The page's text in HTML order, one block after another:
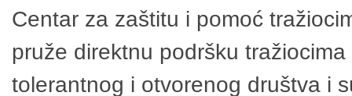
Centar za zaštitu i pomoć
pruže direktnu podršku
tolerantnog i otvorenog društva i